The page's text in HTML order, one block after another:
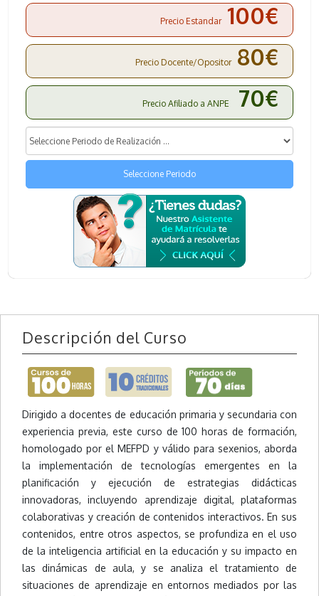
Precio Estandar 100€
Precio Docente/Opositor 80€
Precio Afiliado a ANPE 70€
Seleccione Periodo
Descripción del Curso
Dirigido a docentes de educación primaria y secundaria con
experiencia previa, este curso de 100 horas de formación,
homologado por el MEFPD y válido para sexenios, aborda
la implementación de tecnologías emergentes en la
planificación y ejecución de estrategias didácticas
innovadoras, incluyendo aprendizaje digital, plataformas
colaborativas y creación de contenidos interactivos. En sus
contenidos, entre otros aspectos, se profundiza en el uso
de la inteligencia artificial en la educación y su impacto en
las dinámicas de aula, y se analiza el tratamiento de
situaciones de aprendizaje en entornos mediados por las